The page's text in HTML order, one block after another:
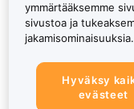
ymmärtääksemme
sivustoa ja
jakamisominaisuuksia.
Hyväksy
evästeet